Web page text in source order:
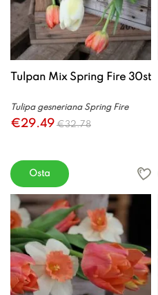
Tulpan Mix Spring Fire 30st
Tulipa gesneriana Spring Fire
€29.49 €32.78
Osta